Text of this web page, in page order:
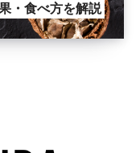
・食べ方を解説